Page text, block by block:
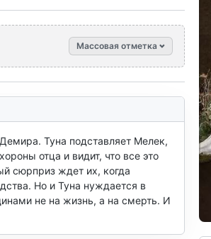
Массовая отметка
Туна подставляет Мелек,
отца и видит, что все это
сюрприз ждет их, когда
Но и Туна нуждается в
не на жизнь, а на смерть. И